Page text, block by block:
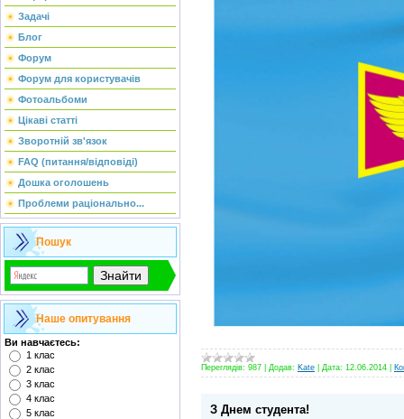
Задачі
Блог
Форум
Форум для користувачів
Фотоальбоми
Цікаві статті
Зворотній зв'язок
FAQ (питання/відповіді)
Дошка оголошень
Проблеми раціонально...
Пошук
Наше опитування
Ви навчаєтесь:
1 клас
2 клас
3 клас
4 клас
5 клас
Переглядів: 987 Додав: Kate Дата: 12.06.2014
З Днем студента!